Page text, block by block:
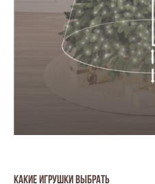
Какие игрушки выбрать